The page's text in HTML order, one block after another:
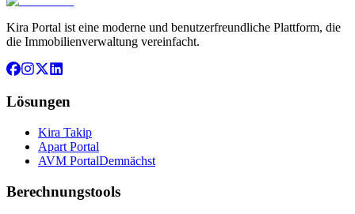
Kira Portal ist eine moderne und benutzerfreundliche Plattform, die
die Immobilienverwaltung vereinfacht.
Lösungen
Kira Takip
Apart Portal
AVM PortalDemnächst
Berechnungstools